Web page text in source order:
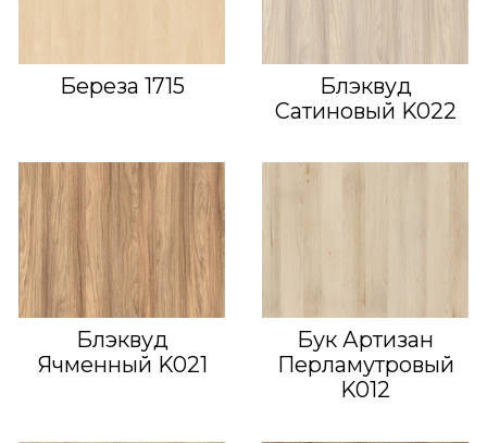
Береза 1715
Блэквуд
Сатиновый K022
Блэквуд
Ячменный K021
Бук Артизан
Перламутровый
K012